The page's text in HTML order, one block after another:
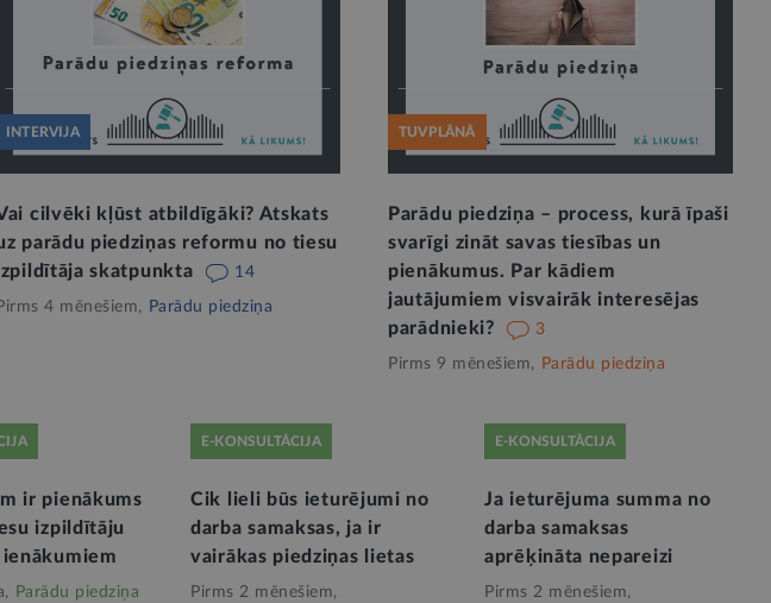
INTERVIJA
cilvēki kļūst atbildīgāki? Atskats
parādu piedziņas reformu no tiesu
skatpunkta
14
Pirms 4 mēnešiem, Parādu piedziņa
TUVPLĀNĀ
Parādu piedziņa – process, kurā īpaši
svarīgi zināt savas tiesības un
pienākumus. Par kādiem
jautājumiem visvairāk interesējas
parādnieki?
3
Pirms 9 mēnešiem, Parādu piedziņa
ir pienākums
izpildītāju
Parādu piedziņa
E-KONSULTĀCIJA
Cik lieli būs ieturējumi no
darba samaksas, ja ir
vairākas piedziņas lietas
Pirms 2 mēnešiem,
E-KONSULTĀCIJA
Ja ieturējuma summa no
darba samaksas
aprēķināta nepareizi
Pirms 2 mēnešiem,